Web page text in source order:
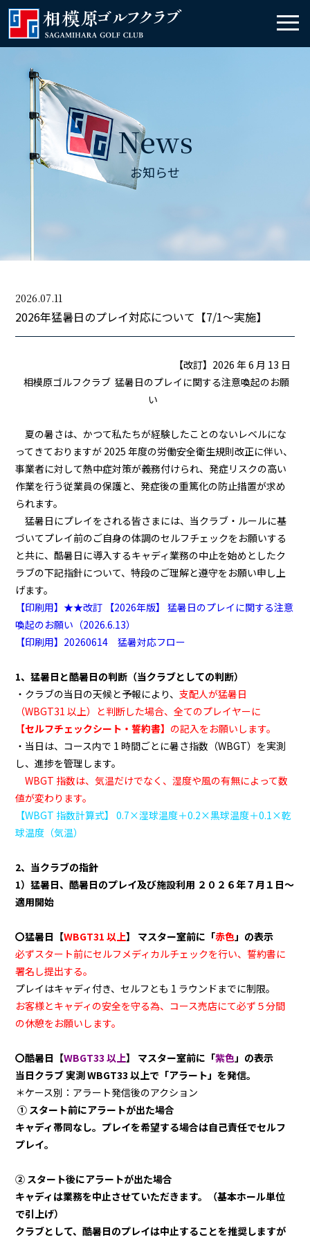
News
お知らせ
2026.07.11
2026年猛暑日のプレイ対応について【7/1～実施】
【改訂】2026 年 6 月 13 日
相模原ゴルフクラブ 猛暑日のプレイに関する注意喚起のお願
い
夏の暑さは、かつて私たちが経験したことのないレベルにな
ってきておりますが 2025 年度の労働安全衛生規則改正に伴い、
事業者に対して熱中症対策が義務付けられ、発症リスクの高い
作業を行う従業員の保護と、発症後の重篤化の防止措置が求め
られます。
猛暑日にプレイをされる皆さまには、当クラブ・ルールに基
づいてプレイ前のご自身の体調のセルフチェックをお願いする
と共に、酷暑日に導入するキャディ業務の中止を始めとしたク
ラブの下記指針について、特段のご理解と遵守をお願い申し上
げます。
【印刷用】★★改訂 【2026年版】 猛暑日のプレイに関する注意
喚起のお願い（2026.6.13）
【印刷用】20260614 猛暑対応フロー
1、猛暑日と酷暑日の判断（当クラブとしての判断）
・クラブの当日の天候と予報により、支配人が猛暑日
（WBGT31 以上）と判断した場合、全てのプレイヤーに
【セルフチェックシート・誓約書】 の記入をお願いします。
・ 当日は、コース内で 1 時間ごとに暑さ指数（WBGT）を実測
し、進捗を管理します。
WBGT 指数は、気温だけでなく、湿度や風の有無によって数
値が変わります。
【WBGT 指数計算式】 0.7×湿球温度＋0.2×黒球温度＋0.1×乾
球温度（気温）
2、当クラブの指針
1）猛暑日、酷暑日のプレイ及び施設利用 ２０２６年７月１日～
適用開始
〇猛暑日【WBGT31 以上】 マスター室前に「赤色」の表示
必ずスタート前にセルフメディカルチェックを行い、誓約書に
署名し提出する。
プレイはキャディ付き、セルフとも 1 ラウンドまでに制限。
お客様とキャディの安全を守る為、コース売店にて必ず５分間
の休憩をお願いします。
〇酷暑日【WBGT33 以上】 マスター室前に「紫色」の表示
当日クラブ 実測 WBGT33 以上で「アラート」を発信。
＊ケース別：アラート発信後のアクション
① スタート前にアラートが出た場合
キャディ帯同なし。 プレイを希望する場合は自己責任でセルフ
プレイ。
② スタート後にアラートが出た場合
キャディは業務を中止させていただきます。（基本ホール単位
で引上げ）
クラブとして、酷暑日のプレイは中止することを推奨しますが